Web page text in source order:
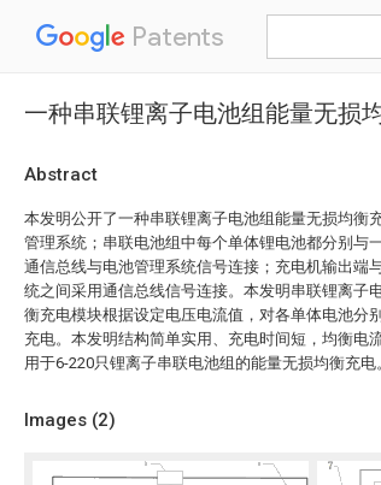
Patents
一种串联锂离子电池组能量无损
Abstract
本发明公开了一种串联锂离子电池组能量无损均衡
管理系统；串联电池组中每个单体锂电池都分别与
通信总线与电池管理系统信号连接；充电机输出端
统之间采用通信总线信号连接。本发明串联锂离子
衡充电模块根据设定电压电流值，对各单体电池分
充电。本发明结构简单实用、充电时间短，均衡电
用于6-220只锂离子串联电池组的能量无损均衡充电
Images (2)